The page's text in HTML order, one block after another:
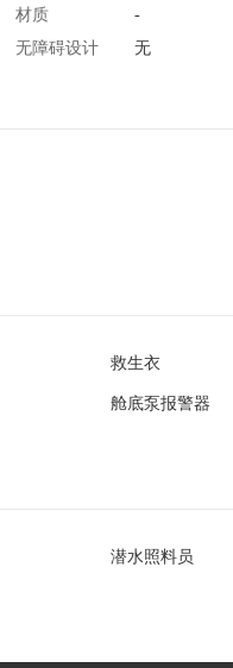
材质
-
无障碍设计
无
救生衣
舱底泵报警器
潜水照料员